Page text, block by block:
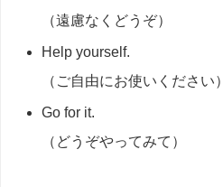
（遠慮なくどうぞ）
Help yourself.
（ご自由にお使いください）
Go for it.
（どうぞやってみて）